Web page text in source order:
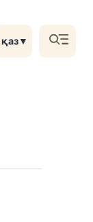
қаз▼